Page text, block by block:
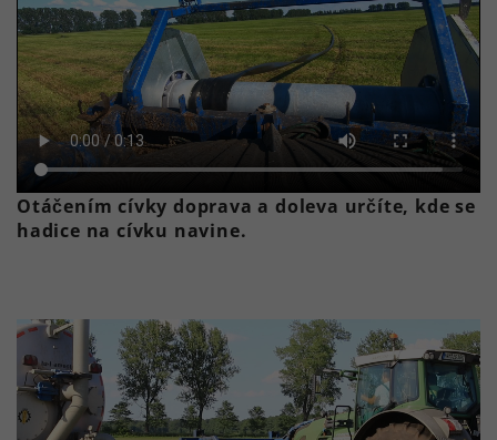
Otáčením cívky doprava a doleva určíte, kde se
hadice na cívku navine.